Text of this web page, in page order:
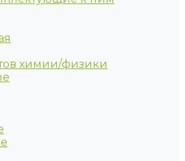
химии/физики